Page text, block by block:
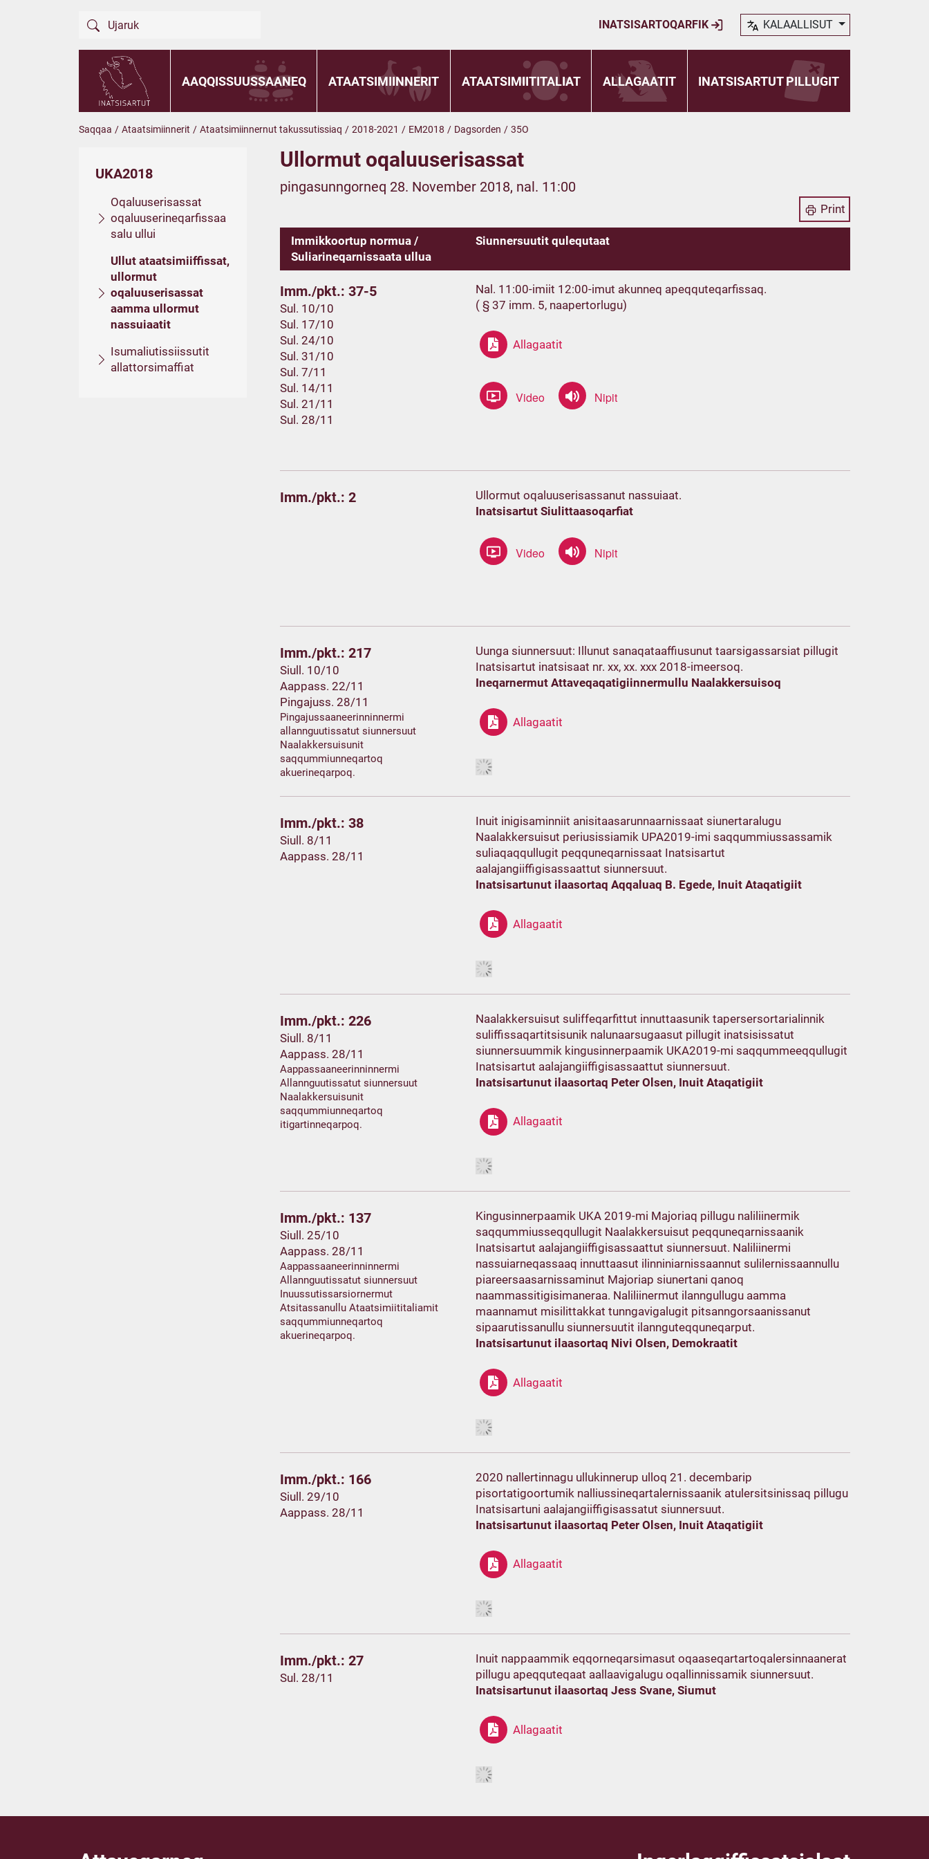
INATSISARTOQARFIK KALAALLISUT
AAQQISSUUSSAANEQ ATAATSIMIINNERIT ATAATSIMIITITALIAT ALLAGAATIT INATSISARTUT PILLUGIT
Saqqaa / Ataatsimiinnerit / Ataatsimiinnernut takussutissiaq / 2018-2021 / EM2018 / Dagsorden / 35O
UKA2018
Oqaluuserisassat
oqaluuserineqarfissaa
salu ullui
Ullut ataatsimiiffissat,
ullormut
oqaluuserisassat
aamma ullormut
nassuiaatit
Isumaliutissiissutit
allattorsimaffiat
Ullormut oqaluuserisassat
pingasunngorneq 28. November 2018, nal. 11:00
Print
Immikkoortup normua /
Suliarineqarnissaata ullua
Siunnersuutit qulequtaat
Imm./pkt.: 37-5
Sul. 10/10
Sul. 17/10
Sul. 24/10
Sul. 31/10
Sul. 7/11
Sul. 14/11
Sul. 21/11
Sul. 28/11
Nal. 11:00-imiit 12:00-imut akunneq apeqquteqarfissaq.
( § 37 imm. 5, naapertorlugu)
Allagaatit
Imm./pkt.: 2
Ullormut oqaluuserisassanut nassuiaat.
Inatsisartut Siulittaasoqarfiat
Imm./pkt.: 217
Siull. 10/10
Aappass. 22/11
Pingajuss. 28/11
Pingajussaaneerinninnermi
allannguutissatut siunnersuut
Naalakkersuisunit
saqqummiunneqartoq
akuerineqarpoq.
Uunga siunnersuut: Illunut sanaqataaffiusunut taarsigassarsiat pillugit
Inatsisartut inatsisaat nr. xx, xx. xxx 2018-imeersoq.
Ineqarnermut Attaveqaqatigiinnermullu Naalakkersuisoq
Allagaatit
Imm./pkt.: 38
Siull. 8/11
Aappass. 28/11
Inuit inigisaminniit anisitaasarunnaarnissaat siunertaralugu
Naalakkersuisut periusissiamik UPA2019-imi saqqummiussassamik
suliaqaqqullugit peqquneqarnissaat Inatsisartut
aalajangiiffigisassaattut siunnersuut.
Inatsisartunut ilaasortaq Aqqaluaq B. Egede, Inuit Ataqatigiit
Allagaatit
Imm./pkt.: 226
Siull. 8/11
Aappass. 28/11
Aappassaaneerinninnermi
Allannguutissatut siunnersuut
Naalakkersuisunit
saqqummiunneqartoq
itigartinneqarpoq.
Naalakkersuisut suliffeqarfittut innuttaasunik tapersersortarialinnik
suliffissaqartitsisunik nalunaarsugaasut pillugit inatsisissatut
siunnersuummik kingusinnerpaamik UKA2019-mi saqqummeeqqullugit
Inatsisartut aalajangiiffigisassaattut siunnersuut.
Inatsisartunut ilaasortaq Peter Olsen, Inuit Ataqatigiit
Allagaatit
Imm./pkt.: 137
Siull. 25/10
Aappass. 28/11
Aappassaaneerinninnermi
Allannguutissatut siunnersuut
Inuussutissarsiornermut
Atsitassanullu Ataatsimiititaliamit
saqqummiunneqartoq
akuerineqarpoq.
Kingusinnerpaamik UKA 2019-mi Majoriaq pillugu naliliinermik
saqqummiusseqqullugit Naalakkersuisut peqquneqarnissaanik
Inatsisartut aalajangiiffigisassaattut siunnersuut. Naliliinermi
nassuiarneqassaaq innuttaasut ilinniniarnissaannut sulilernissaannullu
piareersaasarnissaminut Majoriap siunertani qanoq
naammassitigisimaneraa. Naliliinermut ilanngullugu aamma
maannamut misilittakkat tunngavigalugit pitsanngorsaanissanut
sipaarutissanullu siunnersuutit ilannguteqquneqarput.
Inatsisartunut ilaasortaq Nivi Olsen, Demokraatit
Allagaatit
Imm./pkt.: 166
Siull. 29/10
Aappass. 28/11
2020 nallertinnagu ullukinnerup ulloq 21. decembarip
pisortatigoortumik nalliussineqartalernissaanik atulersitsinissaq pillugu
Inatsisartuni aalajangiiffigisassatut siunnersuut.
Inatsisartunut ilaasortaq Peter Olsen, Inuit Ataqatigiit
Allagaatit
Imm./pkt.: 27
Sul. 28/11
Inuit nappaammik eqqorneqarsimasut oqaaseqartartoqalersinnaanerat
pillugu apeqquteqaat aallaavigalugu oqallinnissamik siunnersuut.
Inatsisartunut ilaasortaq Jess Svane, Siumut
Allagaatit